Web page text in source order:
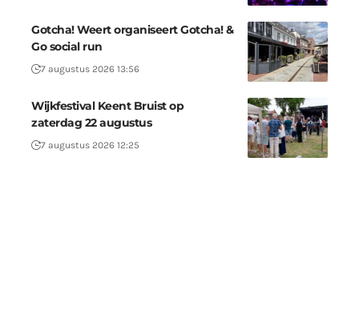
Gotcha! Weert organiseert Gotcha! &
Go social run
7 augustus 2026 13:56
Wijkfestival Keent Bruist op
zaterdag 22 augustus
7 augustus 2026 12:25